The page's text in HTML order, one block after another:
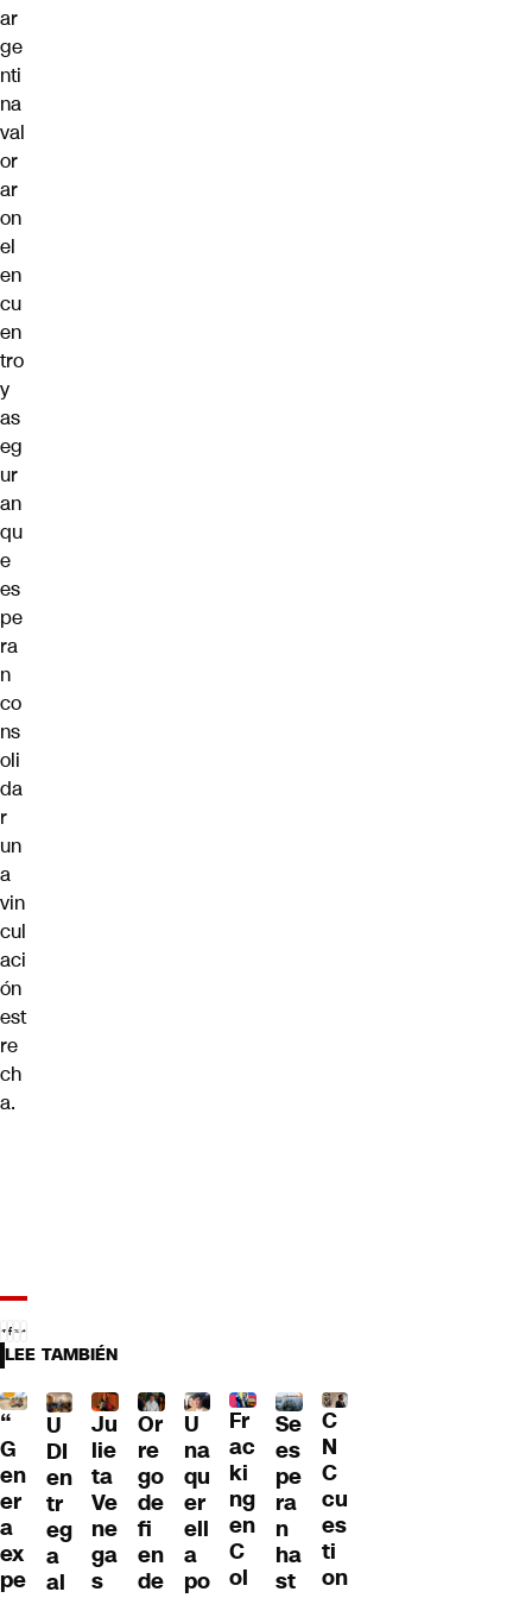
ar
ge
nti
na
val
or
ar
on
el
en
cu
en
tro
y
as
eg
ur
an
qu
e
es
pe
ra
n
co
ns
oli
da
r
un
a
vin
cul
aci
ón
est
re
ch
a.
LEE TAMBIÉN
“
G
en
er
a
ex
pe
U
DI
en
tr
eg
a
al
Ju
lie
ta
Ve
ne
ga
s
Or
re
go
de
fi
en
de
U
na
qu
er
ell
a
po
Fr
ac
ki
ng
en
C
ol
Se
es
pe
ra
n
ha
st
C
N
C
cu
es
ti
on